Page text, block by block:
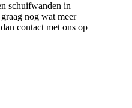
schuifwanden in
nog wat meer
contact met ons op